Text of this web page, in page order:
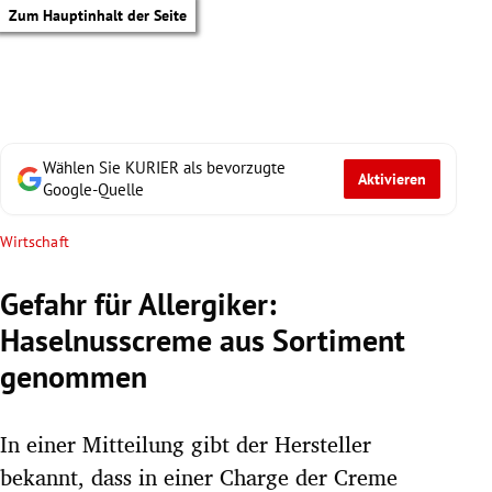
Zum Hauptinhalt der Seite
Wählen Sie KURIER als bevorzugte
Google-Quelle
Aktivieren
Wirtschaft
Gefahr für Allergiker:
Haselnusscreme aus Sortiment
genommen
In einer Mitteilung gibt der Hersteller
bekannt, dass in einer Charge der Creme